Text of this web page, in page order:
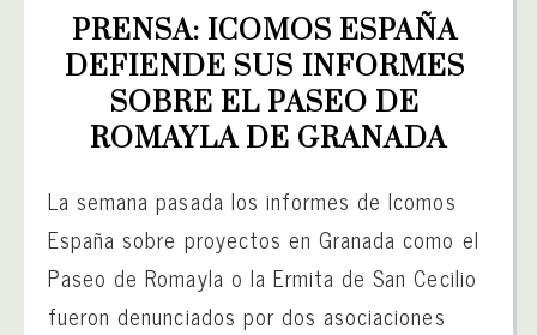
PRENSA: ICOMOS ESPAÑA
DEFIENDE SUS INFORMES
SOBRE EL PASEO DE
ROMAYLA DE GRANADA
La semana pasada los informes de Icomos
España sobre proyectos en Granada como el
Paseo de Romayla o la Ermita de San Cecilio
fueron denunciados por dos asociaciones